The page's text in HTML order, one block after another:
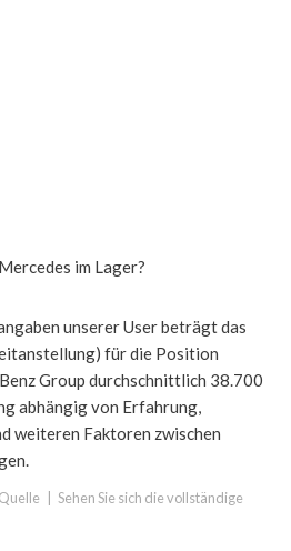
im Lager?
unserer User beträgt das
für die Position
Group durchschnittlich 38.700
abhängig von Erfahrung,
weiteren Faktoren zwischen
Sehen Sie sich die vollständige